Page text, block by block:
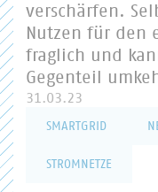
verschärfen.
Nutzen für den
fraglich und
Gegenteil
31.03.23
SMARTGRID
STROMNETZE